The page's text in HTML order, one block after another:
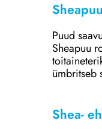
Puud
Sheapuu
ümbritseb
Shea-